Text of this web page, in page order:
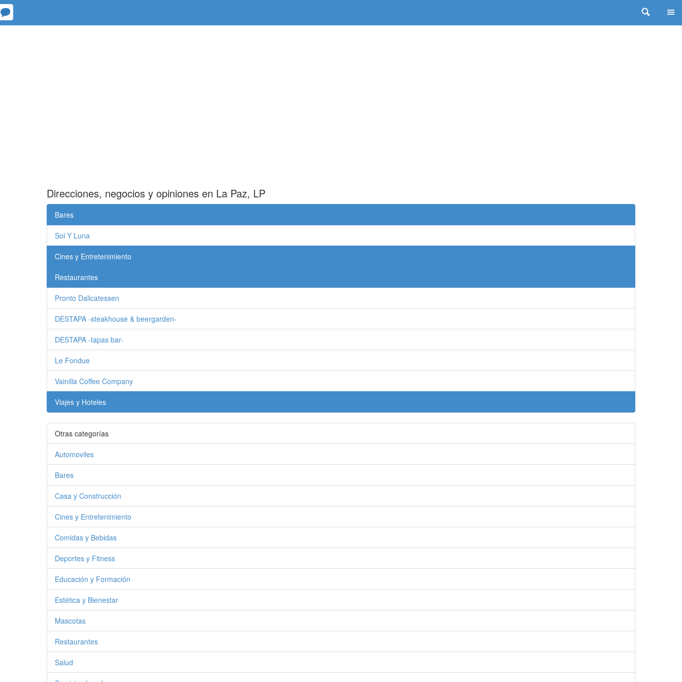
Direcciones, negocios y opiniones en La Paz, LP
Bares
Sol Y Luna
Cines y Entretenimiento
Restaurantes
Pronto Dalicatessen
DESTAPA -steakhouse & beergarden-
DESTAPA -tapas bar-
Le Fondue
Vainilla Coffee Company
Viajes y Hoteles
Otras categorías
Automoviles
Bares
Casa y Construcción
Cines y Entretenimiento
Comidas y Bebidas
Deportes y Fitness
Educación y Formación
Estética y Bienestar
Mascotas
Restaurantes
Salud